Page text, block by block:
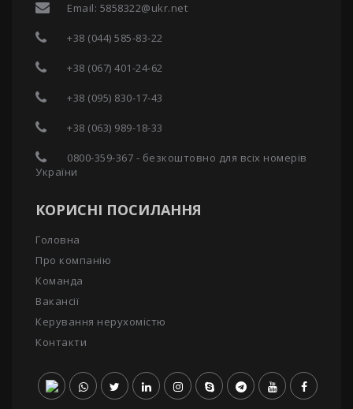
Email: 5858322@ukr.net
+38 (044) 585-83-22
+38 (067) 401-24-62
+38 (095) 830-17-43
+38 (063) 989-18-33
0800-359-367 - безкоштовно для всіх номерів
України
КОРИСНІ ПОСИЛАННЯ
Головна
Про компанію
Команда
Вакансії
Керування нерухомістю
Контакти